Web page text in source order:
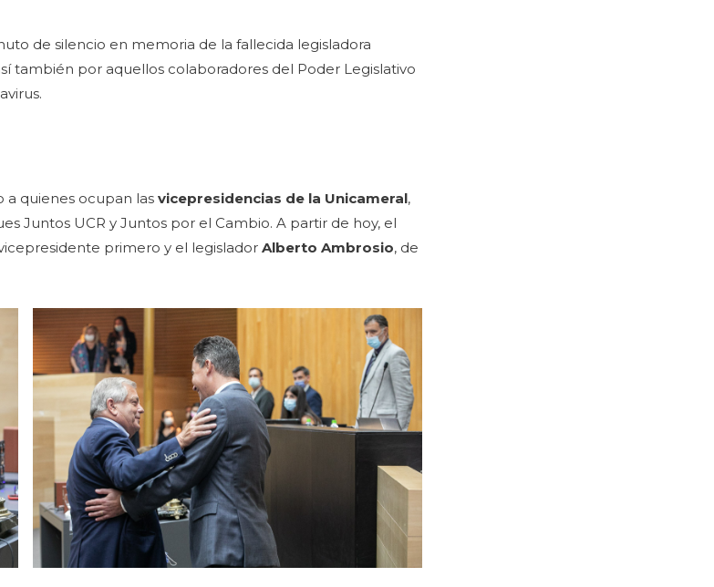
de silencio en memoria de la fallecida legisladora
también por aquellos colaboradores del Poder Legislativo
a quienes ocupan lasvicepresidencias de la Unicameral,
Juntos UCR y Juntos por el Cambio. A partir de hoy, el
primero y el legisladorAlberto Ambrosio, de